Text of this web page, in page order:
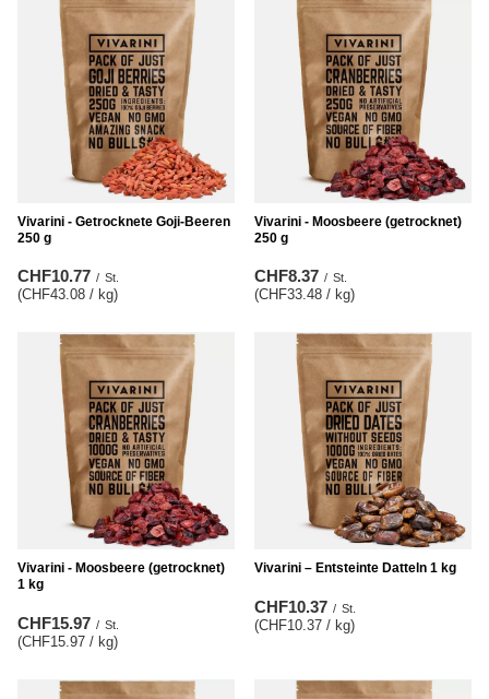
Vivarini - Getrocknete Goji-Beeren
250 g
CHF10.77 / St.
(CHF43.08 / kg)
Vivarini - Moosbeere (getrocknet)
250 g
CHF8.37 / St.
(CHF33.48 / kg)
Vivarini - Moosbeere (getrocknet)
1 kg
CHF15.97 / St.
(CHF15.97 / kg)
Vivarini – Entsteinte Datteln 1 kg
CHF10.37 / St.
(CHF10.37 / kg)